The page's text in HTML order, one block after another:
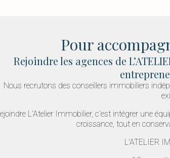
Pour
Rejoindre les agences de
Nous recrutons des conseillers immobiliers
L’Atelier Immobilier, c’est intégrer une
croissance, tout en
L’ATELIER